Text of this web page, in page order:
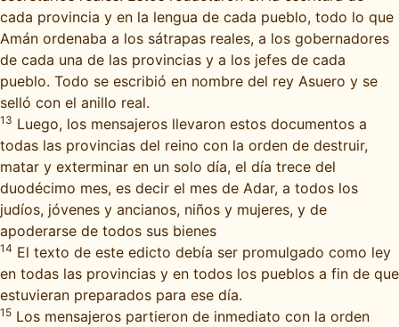
cada provincia y en la lengua de cada pueblo, todo lo que
Amán ordenaba a los sátrapas reales, a los gobernadores
de cada una de las provincias y a los jefes de cada
pueblo. Todo se escribió en nombre del rey Asuero y se
selló con el anillo real.
13 Luego, los mensajeros llevaron estos documentos a
todas las provincias del reino con la orden de destruir,
matar y exterminar en un solo día, el día trece del
duodécimo mes, es decir el mes de Adar, a todos los
judíos, jóvenes y ancianos, niños y mujeres, y de
apoderarse de todos sus bienes
14 El texto de este edicto debía ser promulgado como ley
en todas las provincias y en todos los pueblos a fin de que
estuvieran preparados para ese día.
15 Los mensajeros partieron de inmediato con la orden